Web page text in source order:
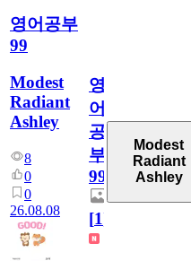
영어공부
99
Modest
Radiant
Ashley
8
0
0
26.08.08
영
어
공
부
99
[1]
Modest
Radiant
Ashley